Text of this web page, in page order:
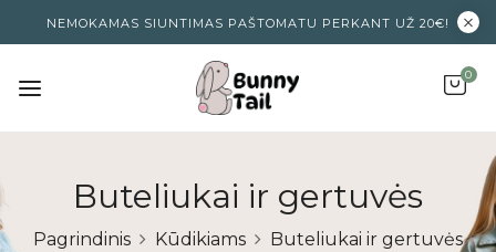
NEMOKAMAS SIUNTIMAS PAŠTOMATU PERKANT UŽ 20€!
0
Buteliukai ir gertuvės
Pagrindinis Kūdikiams Buteliukai ir gertuvės